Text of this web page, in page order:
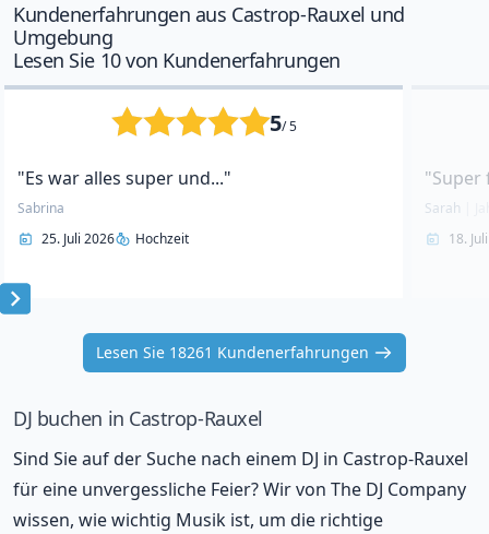
Kundenerfahrungen aus Castrop-Rauxel und
Umgebung
Lesen Sie 10 von Kundenerfahrungen
5/ 5
"Es war alles super und..."
Sabrina
25. Juli 2026
Hochzeit
"Super
Sarah
18.
Item
Lesen Sie 18261 Kundenerfahrungen
DJ buchen in Castrop-Rauxel
Sind Sie auf der Suche nach einem DJ in Castrop-Rauxel
für eine unvergessliche Feier? Wir von The DJ Company
wissen, wie wichtig Musik ist, um die richtige